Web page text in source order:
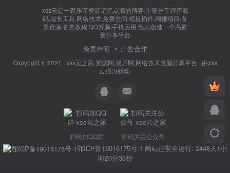
xss云是一家乐享资源记忆点滴的博客,主要分享程序源
码,站长工具,网络技术,免费空间,模板插件,网赚项目,各
类资源,各类教程,QQ资源,手机应用,致力创造一个高质
量分享平台
免责声明 广告合作
Copyright © 2021 · xss云之家,资源网,娱乐网,网络技术资源分享平台 · 由xss
云强力驱动.
扫码加QQ群 扫码关注公众号
鄂ICP备19016175号-1 网站已安全运行: 2448天1小
时20分36秒